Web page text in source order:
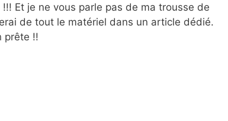
!!! Et je ne vous parle pas de ma trousse de
de tout le matériel dans un article dédié.
prête !!